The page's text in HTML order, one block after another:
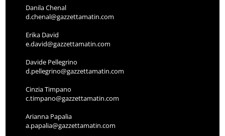
Danila Chenal
d.chenal@gazzettamatin.com
Erika David
e.david@gazzettamatin.com
Davide Pellegrino
d.pellegrino@gazzettamatin.com
Cinzia Timpano
c.timpano@gazzettamatin.com
Arianna Papalia
a.papalia@gazzettamatin.com